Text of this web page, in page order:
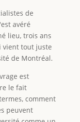
de
avéré
lieu, trois ans
vient tout juste
de Montréal.
est
le fait
comment
peuvent